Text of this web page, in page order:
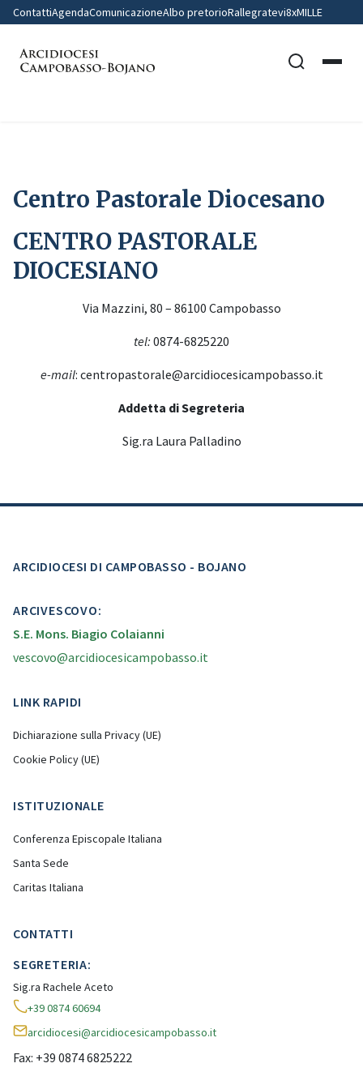
ContattiAgendaComunicazioneAlbo pretorioRallegratevi8xMILLE
Centro Pastorale Diocesano
CENTRO PASTORALE
DIOCESIANO
Via Mazzini, 80 – 86100 Campobasso
tel: 0874-6825220
e-mail: centropastorale@arcidiocesicampobasso.it
Addetta di Segreteria
Sig.ra Laura Palladino
ARCIDIOCESI DI CAMPOBASSO - BOJANO
ARCIVESCOVO:
S.E. Mons. Biagio Colaianni
vescovo@arcidiocesicampobasso.it
LINK RAPIDI
Dichiarazione sulla Privacy (UE)
Cookie Policy (UE)
ISTITUZIONALE
Conferenza Episcopale Italiana
Santa Sede
Caritas Italiana
CONTATTI
SEGRETERIA:
Sig.ra Rachele Aceto
+39 0874 60694
arcidiocesi@arcidiocesicampobasso.it
Fax: +39 0874 6825222